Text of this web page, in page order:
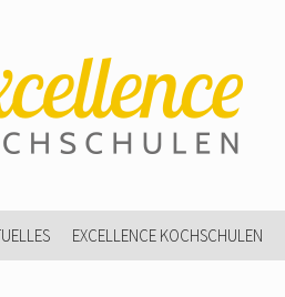
EXCELLENCE KOCHSCHULEN